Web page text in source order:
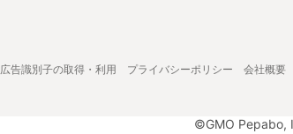
広告識別子の取得・利用 プライバシーポリシー 会社概要
©GMO Pepabo,